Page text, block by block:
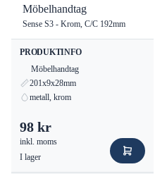
Möbelhandtag
Sense S3 - Krom, C/C 192mm
PRODUKTINFO
Möbelhandtag
201x9x28mm
metall, krom
98 kr
inkl. moms
I lager